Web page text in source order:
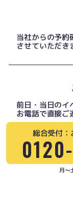
当社からの予約
させていただき
前日・当日のイ
お電話で直接ご
総合受付：
月〜